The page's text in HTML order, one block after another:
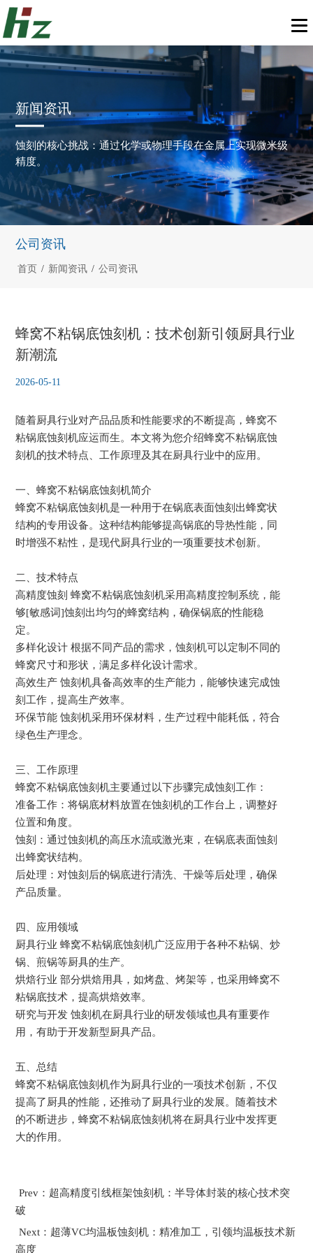
新闻资讯
蚀刻的核心挑战：通过化学或物理手段在金属上实现微米级
精度。
公司资讯
首页 / 新闻资讯 / 公司资讯
蜂窝不粘锅底蚀刻机：技术创新引领厨具行业
新潮流
2026-05-11
随着厨具行业对产品品质和性能要求的不断提高，蜂窝不
粘锅底蚀刻机应运而生。本文将为您介绍蜂窝不粘锅底蚀
刻机的技术特点、工作原理及其在厨具行业中的应用。
一、蜂窝不粘锅底蚀刻机简介
蜂窝不粘锅底蚀刻机是一种用于在锅底表面蚀刻出蜂窝状
结构的专用设备。这种结构能够提高锅底的导热性能，同
时增强不粘性，是现代厨具行业的一项重要技术创新。
二、技术特点
高精度蚀刻 蜂窝不粘锅底蚀刻机采用高精度控制系统，能
够[敏感词]蚀刻出均匀的蜂窝结构，确保锅底的性能稳
定。
多样化设计 根据不同产品的需求，蚀刻机可以定制不同的
蜂窝尺寸和形状，满足多样化设计需求。
高效生产 蚀刻机具备高效率的生产能力，能够快速完成蚀
刻工作，提高生产效率。
环保节能 蚀刻机采用环保材料，生产过程中能耗低，符合
绿色生产理念。
三、工作原理
蜂窝不粘锅底蚀刻机主要通过以下步骤完成蚀刻工作：
准备工作：将锅底材料放置在蚀刻机的工作台上，调整好
位置和角度。
蚀刻：通过蚀刻机的高压水流或激光束，在锅底表面蚀刻
出蜂窝状结构。
后处理：对蚀刻后的锅底进行清洗、干燥等后处理，确保
产品质量。
四、应用领域
厨具行业 蜂窝不粘锅底蚀刻机广泛应用于各种不粘锅、炒
锅、煎锅等厨具的生产。
烘焙行业 部分烘焙用具，如烤盘、烤架等，也采用蜂窝不
粘锅底技术，提高烘焙效率。
研究与开发 蚀刻机在厨具行业的研发领域也具有重要作
用，有助于开发新型厨具产品。
五、总结
蜂窝不粘锅底蚀刻机作为厨具行业的一项技术创新，不仅
提高了厨具的性能，还推动了厨具行业的发展。随着技术
的不断进步，蜂窝不粘锅底蚀刻机将在厨具行业中发挥更
大的作用。
Prev：超高精度引线框架蚀刻机：半导体封装的核心技术突
破
Next：超薄VC均温板蚀刻机：精准加工，引领均温板技术新
高度